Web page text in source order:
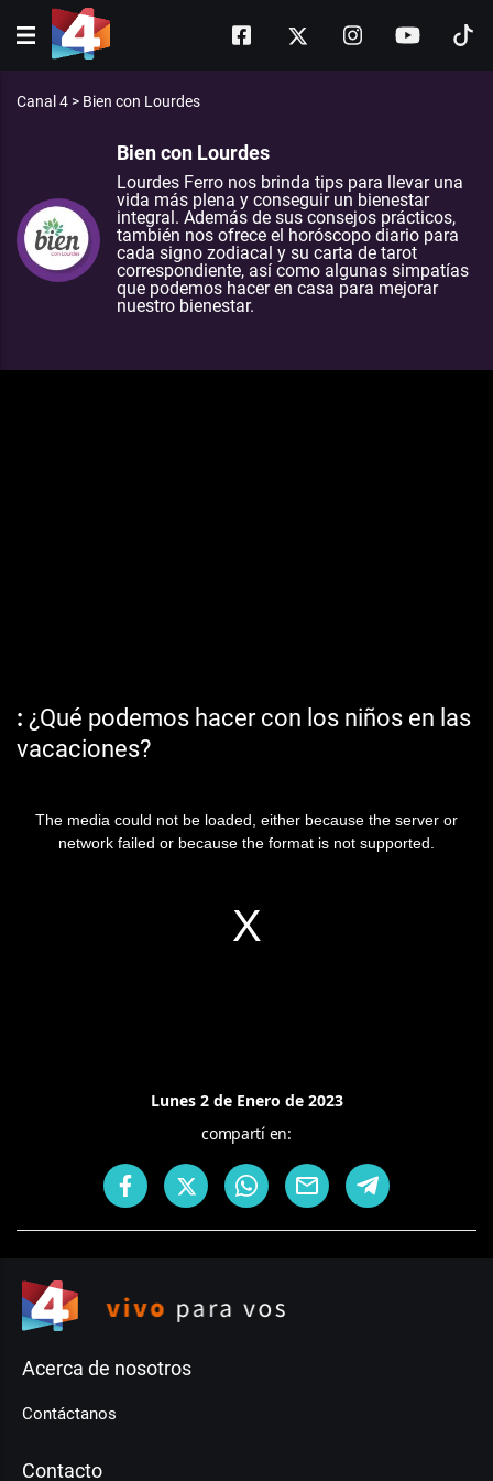
Canal 4 > Bien con Lourdes
Bien con Lourdes
Lourdes Ferro nos brinda tips para llevar una
vida más plena y conseguir un bienestar
integral. Además de sus consejos prácticos,
también nos ofrece el horóscopo diario para
cada signo zodiacal y su carta de tarot
correspondiente, así como algunas simpatías
que podemos hacer en casa para mejorar
nuestro bienestar.
¿Qué podemos hacer con los niños en las
vacaciones?
The media could not be loaded, either because the server or
network failed or because the format is not supported.
Lunes 2 de Enero de 2023
compartí en:
Acerca de nosotros
Contáctanos
Contacto